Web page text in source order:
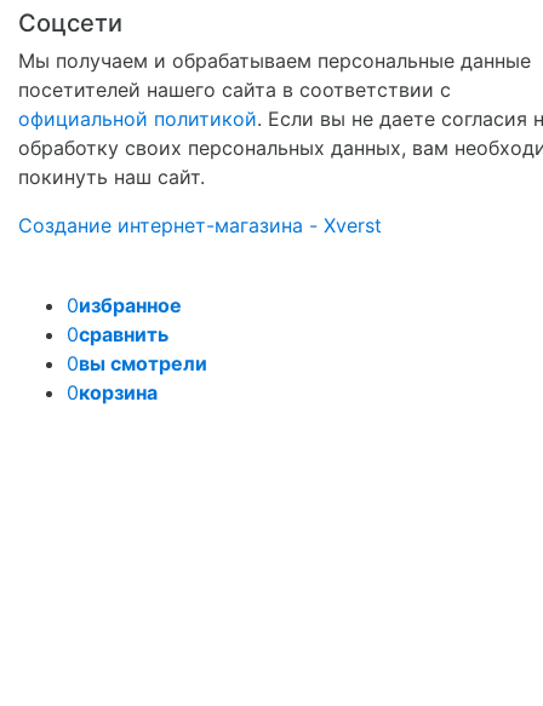
Соцсети
Мы получаем и обрабатываем персональные данные
посетителей нашего сайта в соответствии с
официальной политикой. Если вы не даете согласия
обработку своих персональных данных, вам
покинуть наш сайт.
Создание интернет-магазина - Xverst
0избранное
0сравнить
0вы смотрели
0корзина